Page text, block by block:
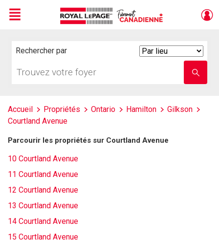
Menu
Rechercher par
votre
nom
Accueil Propriétés Ontario Hamilton
Gilkson
Courtland Avenue
Parcourir les propriétés sur Courtland Avenue
10 Courtland Avenue
11 Courtland Avenue
12 Courtland Avenue
13 Courtland Avenue
14 Courtland Avenue
15 Courtland Avenue